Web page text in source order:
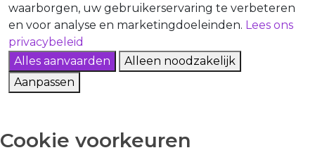
waarborgen, uw gebruikerservaring te verbeteren
en voor analyse en marketingdoeleinden. Lees ons
privacybeleid
Alles aanvaarden
Alleen noodzakelijk
Aanpassen
Cookie voorkeuren